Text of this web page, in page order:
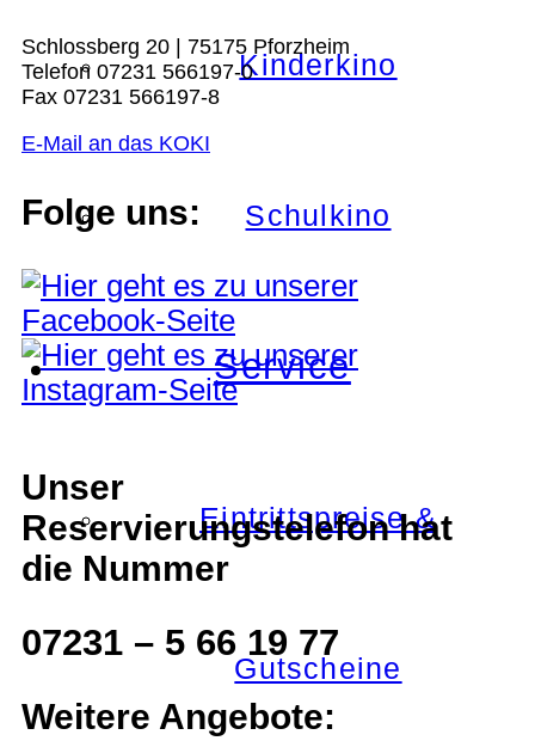
Kinderkino
Schulkino
Service
Eintrittspreise &
Gutscheine
Schlossberg 20 | 75175 Pforzheim
Telefon 07231 566197-0
Fax 07231 566197-8
E-Mail an das KOKI
Folge uns:
Unser
Reservierungstelefon hat
die Nummer
07231 – 5 66 19 77
Weitere Angebote: